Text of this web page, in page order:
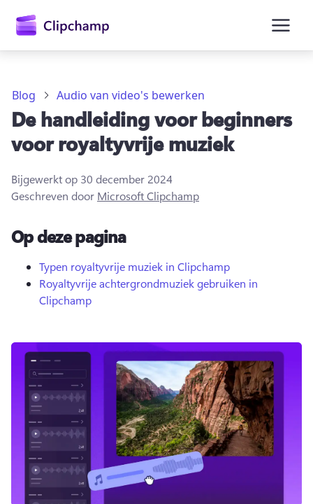
Aanmelden
Gratis uitproberen
Blog Audio van video's bewerken
De handleiding voor beginners
voor royaltyvrije muziek
Bijgewerkt op 30 december 2024
Geschreven door Microsoft Clipchamp
Op deze pagina
Typen royaltyvrije muziek in Clipchamp
Royaltyvrije achtergrondmuziek gebruiken in
Clipchamp